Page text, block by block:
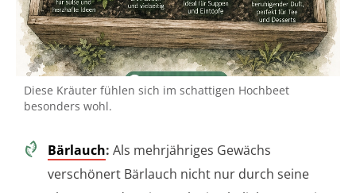
Diese Kräuter fühlen sich im schattigen Hochbeet
besonders wohl.
Bärlauch: Als mehrjähriges Gewächs
verschönert Bärlauch nicht nur durch seine